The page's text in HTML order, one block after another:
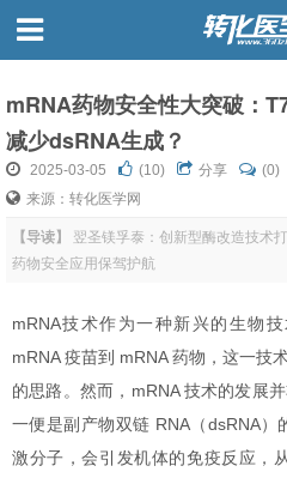
mRNA药物安全性大突破：
减少dsRNA生成？
2025-03-05 (10) 分享
(0)
来源：转化医学网
【导读】
翌圣镁孚泰：创新型酶改造技术
药物安全应用保驾护航
mRNA技术作为一种新兴的生物
mRNA 疫苗到 mRNA 药物，这一技
的思路。然而，mRNA 技术的发展
一便是副产物双链 RNA（dsRNA）
激分子，会引发机体的免疫反应，